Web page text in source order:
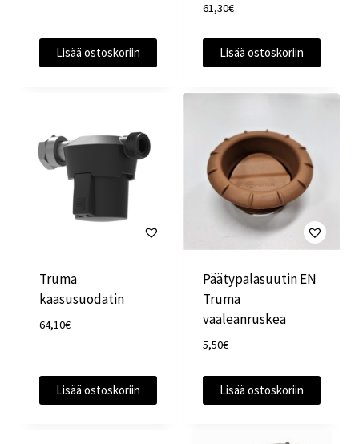
197,00€. 179,00€.
Lisää ostoskoriin
61,30€
Lisää ostoskoriin
Truma
kaasusuodatin
64,10€
Lisää ostoskoriin
Päätypalasuutin EN
Truma
vaaleanruskea
5,50€
Lisää ostoskoriin